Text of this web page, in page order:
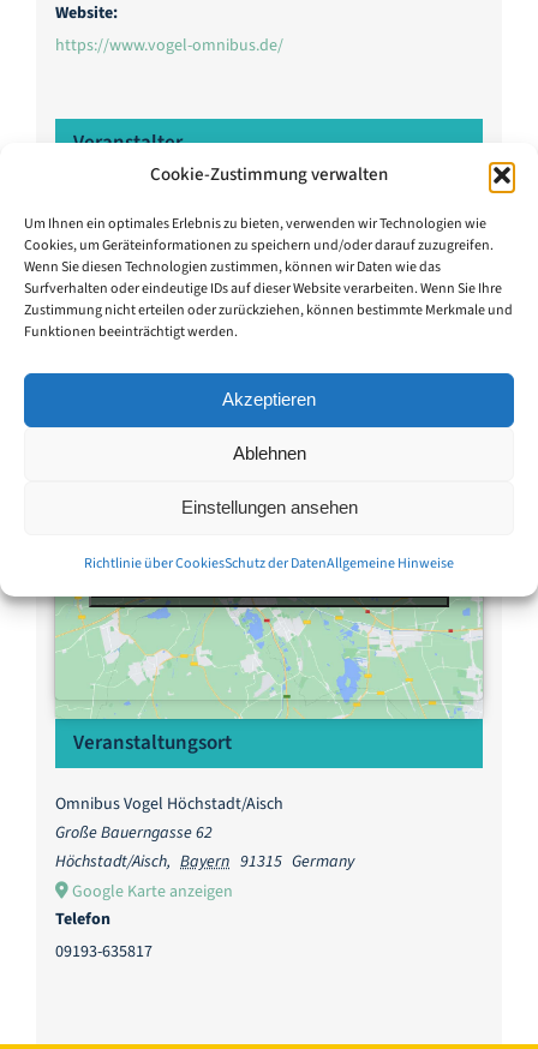
Cookie-Zustimmung verwalten
Um Ihnen ein optimales Erlebnis zu bieten, verwenden wir Technologien wie
Cookies, um Geräteinformationen zu speichern und/oder darauf zuzugreifen.
Wenn Sie diesen Technologien zustimmen, können wir Daten wie das
Surfverhalten oder eindeutige IDs auf dieser Website verarbeiten. Wenn Sie Ihre
Zustimmung nicht erteilen oder zurückziehen, können bestimmte Merkmale und
Funktionen beeinträchtigt werden.
Akzeptieren
Ablehnen
Einstellungen ansehen
Richtlinie über CookiesSchutz der DatenAllgemeine Hinweise
Website:
https://www.vogel-omnibus.de/
Veranstalter
Telefon
09193-635817
E-Mail
info@vogel-omnibus.de
Veranstaltungsort
Omnibus Vogel Höchstadt/Aisch
Große Bauerngasse 62
Höchstadt/Aisch, Bayern 91315 Germany
Google Karte anzeigen
Telefon
09193-635817
akzeptieren und diesen Inhalt zu aktivieren